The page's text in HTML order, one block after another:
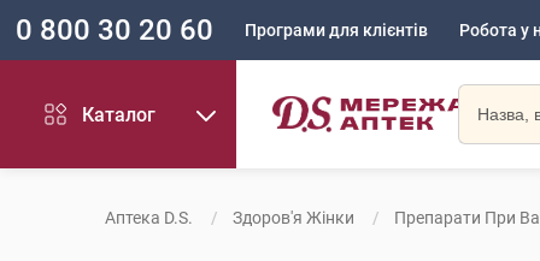
0 800 30 20 60 Програми для клієнтів Робота у
Каталог
Аптека D.S. Здоров'я Жінки Препарати При